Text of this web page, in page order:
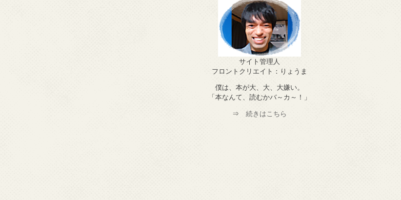
サイト管理人
フロントクリエイト：りょうま
僕は、本が大、大、大嫌い。
「本なんて、読むかバ～カ～！」
⇒ 続きはこちら